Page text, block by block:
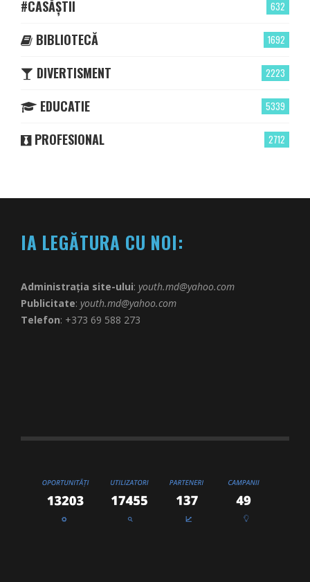
632
#CASĂȘTII
1692
BIBLIOTECĂ
2223
DIVERTISMENT
5339
EDUCATIE
2712
PROFESIONAL
IA LEGĂTURA CU NOI:
Administrația site-ului: youth.md@yahoo.com
Publicitate: youth.md@yahoo.com
Telefon: +373 69 588 273